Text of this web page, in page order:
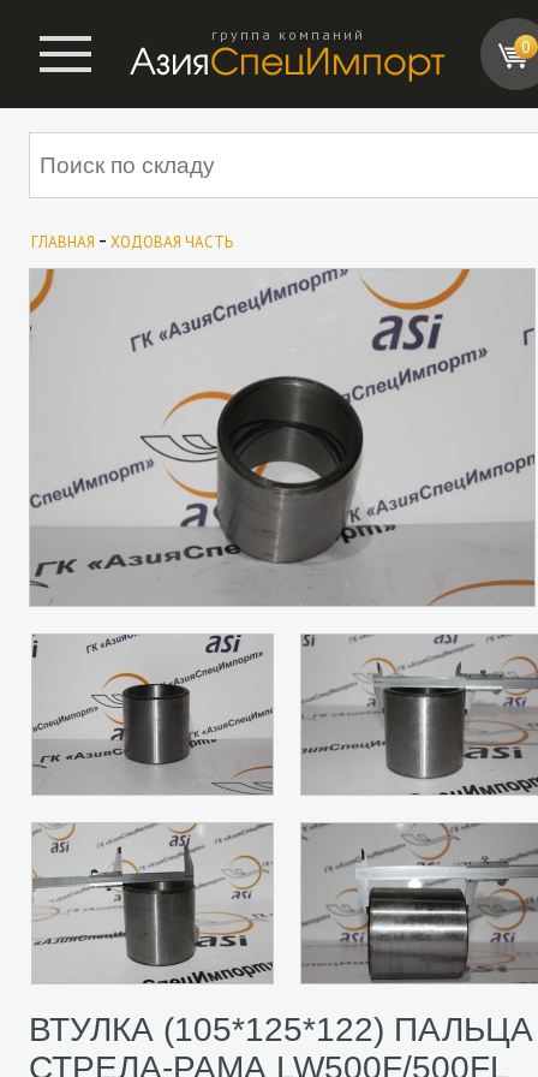
0
группа компаний
ГЛАВНАЯ - ХОДОВАЯ ЧАСТЬ
ВТУЛКА (105*125*122) ПАЛЬЦА
СТРЕЛА-РАМА LW500F/500FL